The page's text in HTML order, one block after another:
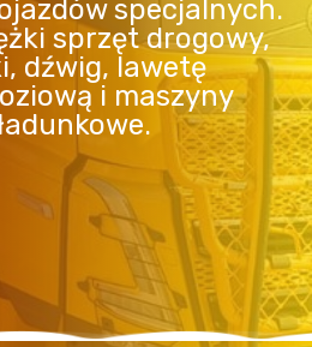
specjalnych.
sprzęt drogowy,
dźwig, lawetę
i maszyny